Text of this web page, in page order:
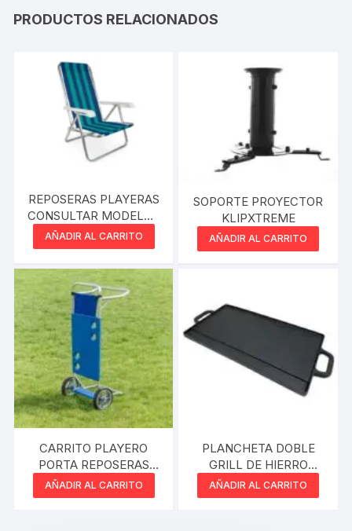
PRODUCTOS RELACIONADOS
REPOSERAS PLAYERAS
CONSULTAR MODELOS
ALUMINIO
AÑADIR AL CARRITO
SOPORTE PROYECTOR
KLIPXTREME
AÑADIR AL CARRITO
CARRITO PLAYERO
PORTA REPOSERAS
MOR
AÑADIR AL CARRITO
PLANCHETA DOBLE
GRILL DE HIERRO
42,5CM VONNE
CCN063
AÑADIR AL CARRITO